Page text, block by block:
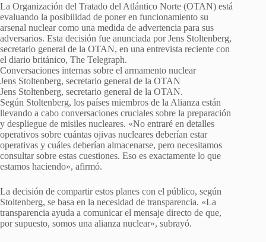
La Organización del Tratado del Atlántico Norte (OTAN) está
evaluando la posibilidad de poner en funcionamiento su
arsenal nuclear como una medida de advertencia para sus
adversarios. Esta decisión fue anunciada por Jens Stoltenberg,
secretario general de la OTAN, en una entrevista reciente con
el diario británico, The Telegraph.
Conversaciones internas sobre el armamento nuclear
Jens Stoltenberg, secretario general de la OTAN
Jens Stoltenberg, secretario general de la OTAN.
Según Stoltenberg, los países miembros de la Alianza están
llevando a cabo conversaciones cruciales sobre la preparación
y despliegue de misiles nucleares. «No entraré en detalles
operativos sobre cuántas ojivas nucleares deberían estar
operativas y cuáles deberían almacenarse, pero necesitamos
consultar sobre estas cuestiones. Eso es exactamente lo que
estamos haciendo», afirmó.
La decisión de compartir estos planes con el público, según
Stoltenberg, se basa en la necesidad de transparencia. «La
transparencia ayuda a comunicar el mensaje directo de que,
por supuesto, somos una alianza nuclear», subrayó.